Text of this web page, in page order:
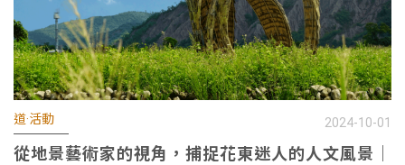
道·活動 2024-10-01
從地景藝術家的視角，捕捉花東迷人的人文風景｜